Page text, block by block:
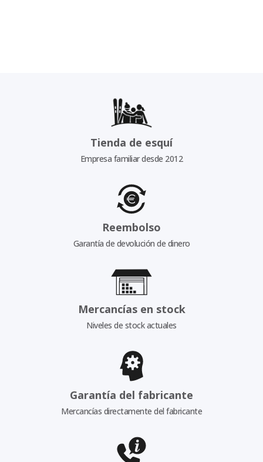
Tienda de esquí
Empresa familiar desde 2012
Reembolso
Garantía de devolución de dinero
Mercancías en stock
Niveles de stock actuales
Garantía del fabricante
Mercancías directamente del fabricante